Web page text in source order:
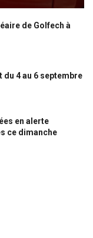
de Golfech à
du 4 au 6 septembre
en alerte
ce dimanche